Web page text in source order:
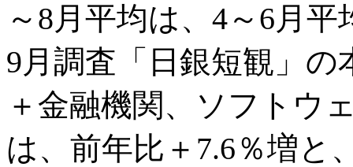
～8月平均は、4～6月
9月調査「日銀短観」
＋金融機関、ソフトウ
は、前年比＋7.6％増と